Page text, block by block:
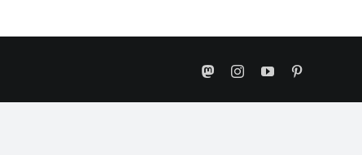
MastodonInstagram
YouTube